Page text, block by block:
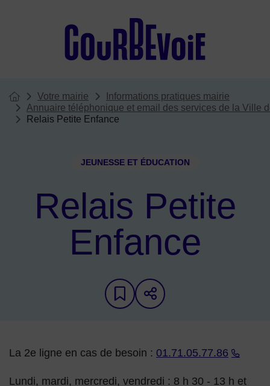
Vous êtes ici :
Page d'accueil du site
Votre mairie
Informations pratiques mairie
Annuaire téléphonique et email des services de la Ville
Relais Petite Enfance
Relais Petite
Enfance
JEUNESSE ET ÉDUCATION
Ajouter aux favoris
Partager sur les
Contenu de la fiche
La 2e ligne en cas de besoin : 01.71.05.77.86
Lundi, mardi, mercredi, vendredi : 8 h 30 - 13 h et